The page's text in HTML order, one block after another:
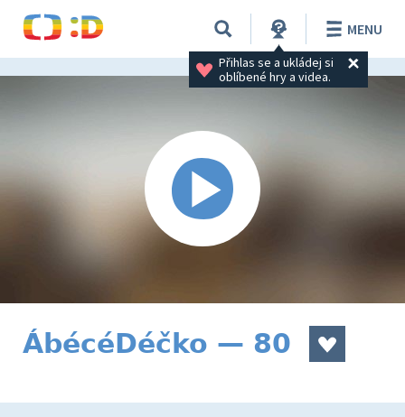
Přihlas se a ukládej si
oblíbené hry a videa.
MENU
ÁbécéDéčko — 80